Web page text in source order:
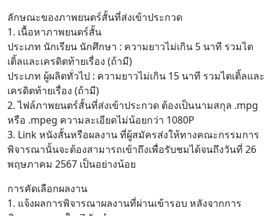
ลักษณะของภาพยนตร์สั้นที่ส่งเข้าประกวด
1. เนื้อหาภาพยนตร์สั้น
ประเภท นักเรียน นักศึกษา : ความยาวไม่เกิน 5 นาที รวมไต
เติ้ลและเครดิตท้ายเรื่อง (ถ้ามี)
ประเภท ผู้ผลิตทั่วไป : ความยาวไม่เกิน 15 นาที รวมไตเติ้ลและ
เครดิตท้ายเรื่อง (ถ้ามี)
2. ไฟล์ภาพยนตร์สั้นที่ส่งเข้าประกวด ต้องเป็นนามสกุล .mpg
หรือ .mpeg ความละเอียดไม่น้อยกว่า 1080P
3. Link หนังสั้นหรือผลงาน ที่ผู้สมัครส่งให้ทางคณะกรรมการ
พิจารณานั้นจะต้องสามารถเข้าถึงเพื่อรับชมได้จนถึงวันที่ 26
พฤษภาคม 2567 เป็นอย่างน้อย
การคัดเลือกผลงาน
1. แจ้งผลการพิจารณาผลงานที่ผ่านเข้ารอบ หลังจากการ